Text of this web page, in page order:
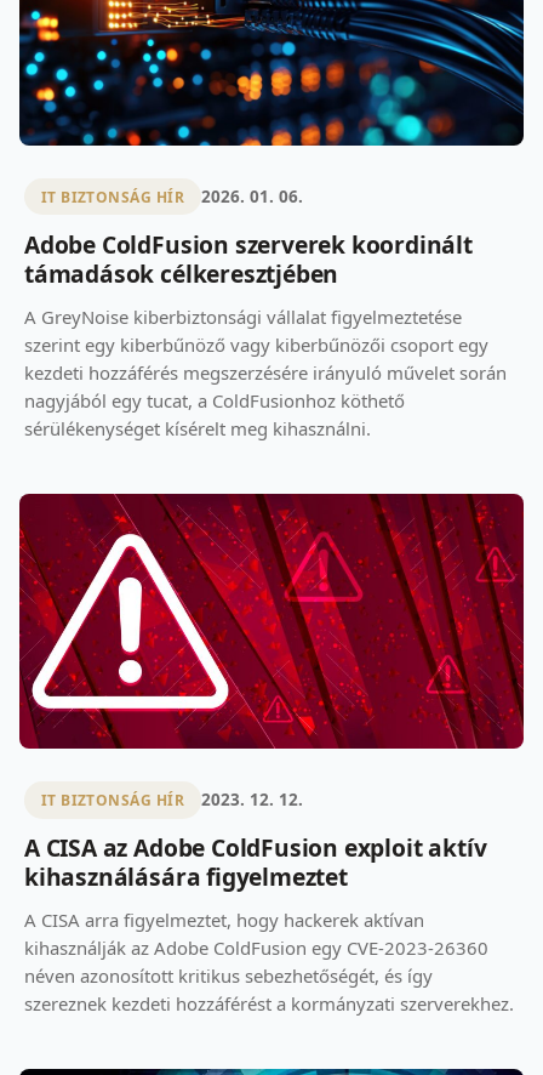
IT BIZTONSÁG HÍR 2026. 01. 06.
Adobe ColdFusion szerverek koordinált
támadások célkeresztjében
A GreyNoise kiberbiztonsági vállalat figyelmeztetése
szerint egy kiberbűnöző vagy kiberbűnözői csoport egy
kezdeti hozzáférés megszerzésére irányuló művelet során
nagyjából egy tucat, a ColdFusionhoz köthető
sérülékenységet kísérelt meg kihasználni.
IT BIZTONSÁG HÍR 2023. 12. 12.
A CISA az Adobe ColdFusion exploit aktív
kihasználására figyelmeztet
A CISA arra figyelmeztet, hogy hackerek aktívan
kihasználják az Adobe ColdFusion egy CVE-2023-26360
néven azonosított kritikus sebezhetőségét, és így
szereznek kezdeti hozzáférést a kormányzati szerverekhez.